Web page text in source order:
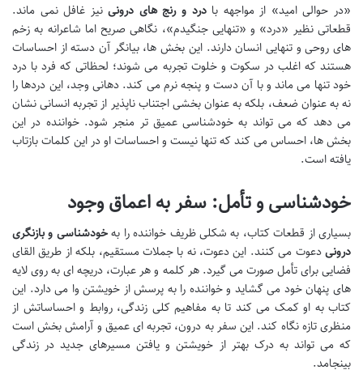
«در حوالی امید» از مواجهه بادرد و رنج های درونینیز غافل نمی ماند.
قطعاتی نظیر «درد» و «تنهایی جنگیدم»، نگاهی صریح اما شاعرانه به زخم
های روحی و تنهایی انسان دارند. این بخش ها، بیانگر آن دسته از احساسات
هستند که اغلب در سکوت و خلوت تجربه می شوند؛ لحظاتی که فرد با درد
خود تنها می ماند و با آن دست و پنجه نرم می کند. دهانی وجد، این دردها را
نه به عنوان ضعف، بلکه به عنوان بخشی اجتناب ناپذیر از تجربه انسانی نشان
می دهد که می تواند به خودشناسی عمیق تر منجر شود. خواننده در این
بخش ها، احساس می کند که تنها نیست و احساسات او در این کلمات بازتاب
یافته است.
خودشناسی و تأمل: سفر به اعماق وجود
بسیاری از قطعات کتاب، به شکلی ظریف خواننده را بهخودشناسی و بازنگری
درونیدعوت می کنند. این دعوت، نه با جملات مستقیم، بلکه از طریق القای
فضایی برای تأمل صورت می گیرد. هر کلمه و هر عبارت، دریچه ای به روی لایه
های پنهان خود می گشاید و خواننده را به پرسش از خویشتن وا می دارد. این
کتاب به او کمک می کند تا به مفاهیم کلی زندگی، روابط و احساساتش از
منظری تازه نگاه کند. این سفر به درون، تجربه ای عمیق و آرامش بخش است
که می تواند به درک بهتر از خویشتن و یافتن مسیرهای جدید در زندگی
بینجامد.